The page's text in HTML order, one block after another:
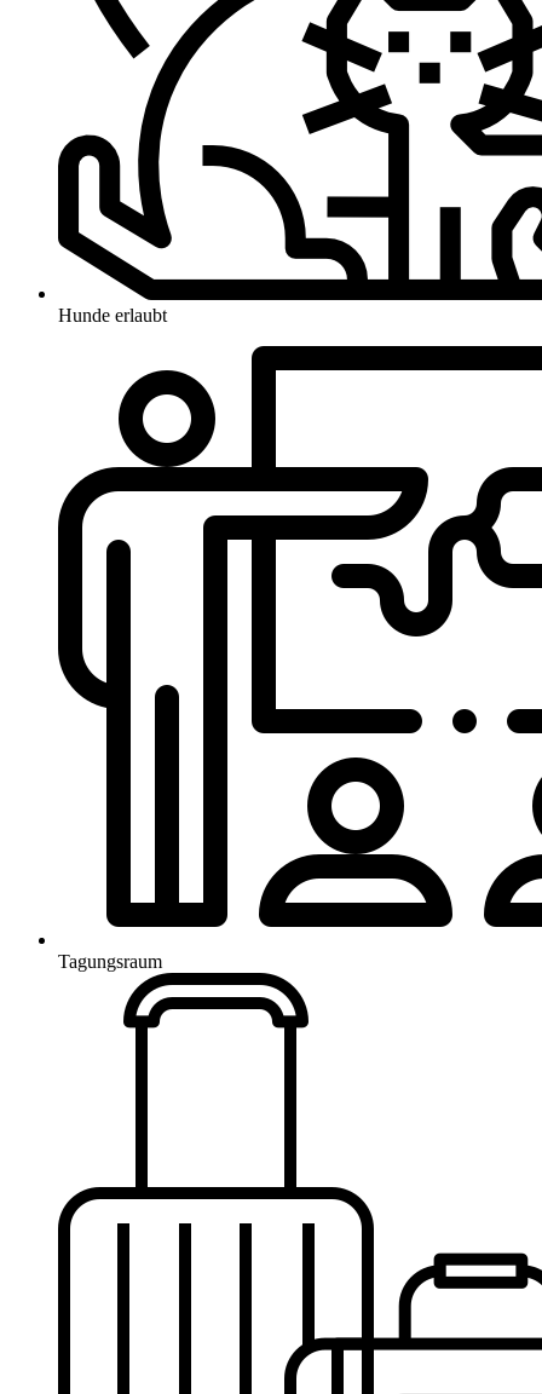
Hunde erlaubt
Tagungsraum